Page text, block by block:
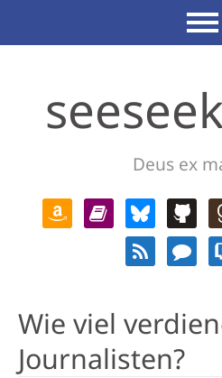
Deus ex
Wie viel
Journalisten?